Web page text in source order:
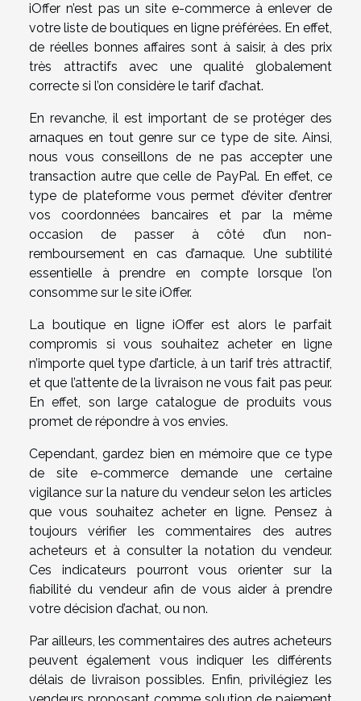
iOffer n’est pas un site e-commerce à enlever de
votre liste de boutiques en ligne préférées. En effet,
de réelles bonnes affaires sont à saisir, à des prix
très attractifs avec une qualité globalement
correcte si l’on considère le tarif d’achat.
En revanche, il est important de se protéger des
arnaques en tout genre sur ce type de site. Ainsi,
nous vous conseillons de ne pas accepter une
transaction autre que celle de PayPal. En effet, ce
type de plateforme vous permet d’éviter d’entrer
vos coordonnées bancaires et par la même
occasion de passer à côté d’un non-
remboursement en cas d’arnaque. Une subtilité
essentielle à prendre en compte lorsque l’on
consomme sur le site iOffer.
La boutique en ligne iOffer est alors le parfait
compromis si vous souhaitez acheter en ligne
n’importe quel type d’article, à un tarif très attractif,
et que l’attente de la livraison ne vous fait pas peur.
En effet, son large catalogue de produits vous
promet de répondre à vos envies.
Cependant, gardez bien en mémoire que ce type
de site e-commerce demande une certaine
vigilance sur la nature du vendeur selon les articles
que vous souhaitez acheter en ligne. Pensez à
toujours vérifier les commentaires des autres
acheteurs et à consulter la notation du vendeur.
Ces indicateurs pourront vous orienter sur la
fiabilité du vendeur afin de vous aider à prendre
votre décision d’achat, ou non.
Par ailleurs, les commentaires des autres acheteurs
peuvent également vous indiquer les différents
délais de livraison possibles. Enfin, privilégiez les